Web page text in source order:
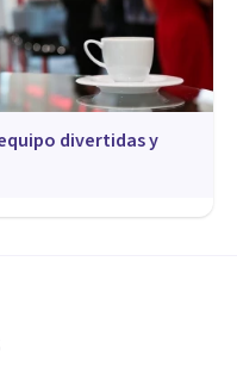
divertidas y